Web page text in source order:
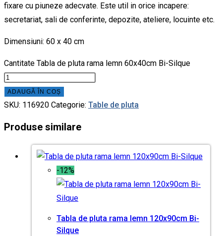
fixare cu piuneze adecvate. Este util in orice incapere:
secretariat, sali de conferinte, depozite, ateliere, locuinte etc.
Dimensiuni: 60 x 40 cm
Cantitate Tabla de pluta rama lemn 60x40cm Bi-Silque
ADAUGĂ ÎN COȘ
SKU: 116920 Categorie: Table de pluta
Produse similare
-12%
Tabla de pluta rama lemn 120x90cm Bi-
Silque